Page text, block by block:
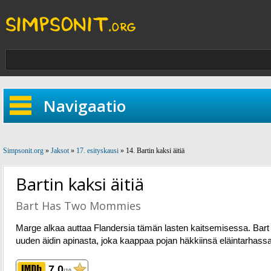
Navigaatio
Simpsonit.org » Jaksot» 17. esityskausi » 14. Bartin kaksi äitiä
Bartin kaksi äitiä
Bart Has Two Mommies
Marge alkaa auttaa Flandersia tämän lasten kaitsemisessa.
uuden äidin apinasta, joka kaappaa pojan häkkiinsä